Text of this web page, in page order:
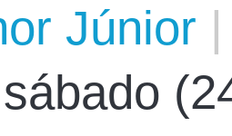
Júnior |